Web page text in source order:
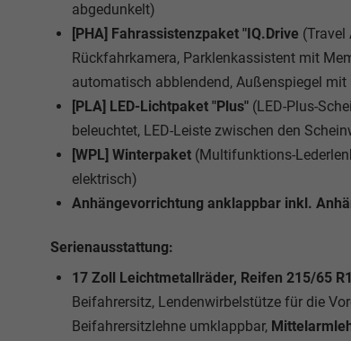
abgedunkelt)
[PHA] Fahrassistenzpaket "IQ.Drive (Travel
Rückfahrkamera, Parklenkassistent mit
automatisch abblendend, Außenspiegel
[PLA] LED-Lichtpaket "Plus" (LED-Plus-
beleuchtet, LED-Leiste zwischen den
[WPL] Winterpaket (Multifunktions-
elektrisch)
Anhängevorrichtung anklappbar inkl.
Serienausstattung:
17 Zoll Leichtmetallräder, Reifen 215/65
Beifahrersitz, Lendenwirbelstütze für die
Beifahrersitzlehne umklappbar,